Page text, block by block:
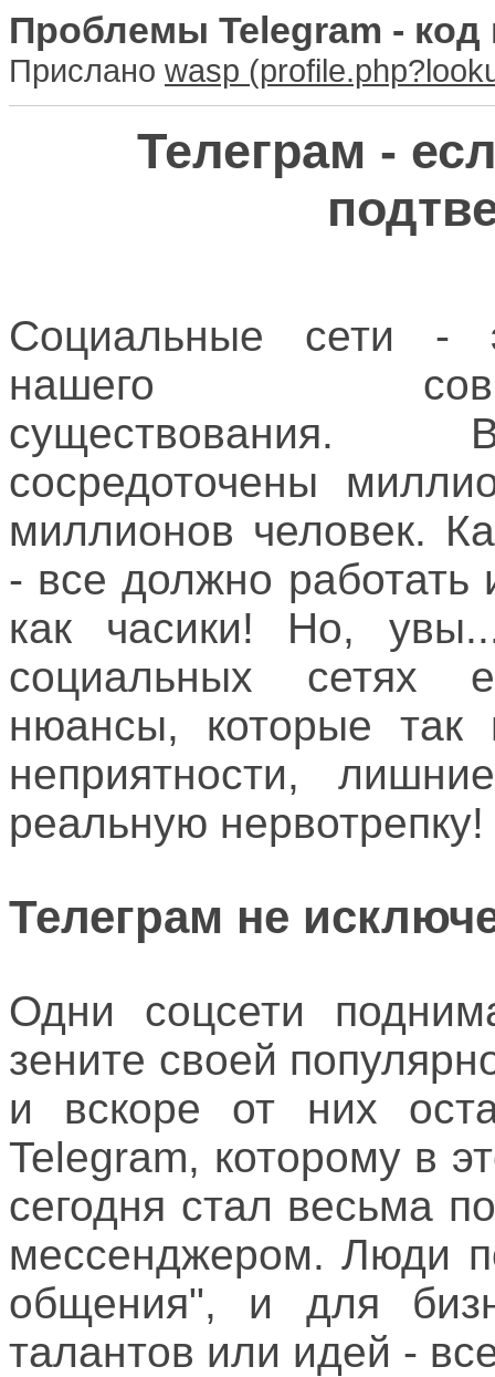
Проблемы Telegram -
Прислано wasp
Телеграм -
Социальные сети -
нашего
сосредоточены
миллионов человек.
- все должно работать
как часики! Но,
социальных сетях
нюансы, которые так
неприятности,
реальную нервотрепку!
Телеграм не
Одни соцсети
зените своей
и вскоре от них
Telegram, которому в
сегодня стал весьма
мессенджером. Люди
общения", и для
талантов или идей -